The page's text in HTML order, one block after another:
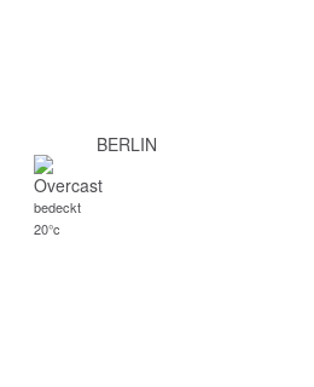
BERLIN
bedeckt
20°c